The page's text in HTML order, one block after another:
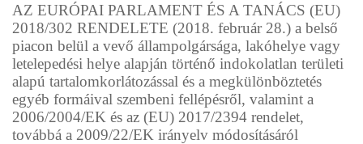
AZ EURÓPAI PARLAMENT ÉS A TANÁCS (EU)
2018/302 RENDELETE (2018. február 28.) a belső
piacon belül a vevő állampolgársága, lakóhelye vagy
letelepedési helye alapján történő indokolatlan területi
alapú tartalomkorlátozással és a megkülönböztetés
egyéb formáival szembeni fellépésről, valamint a
2006/2004/EK és az (EU) 2017/2394 rendelet,
továbbá a 2009/22/EK irányelv módosításáról